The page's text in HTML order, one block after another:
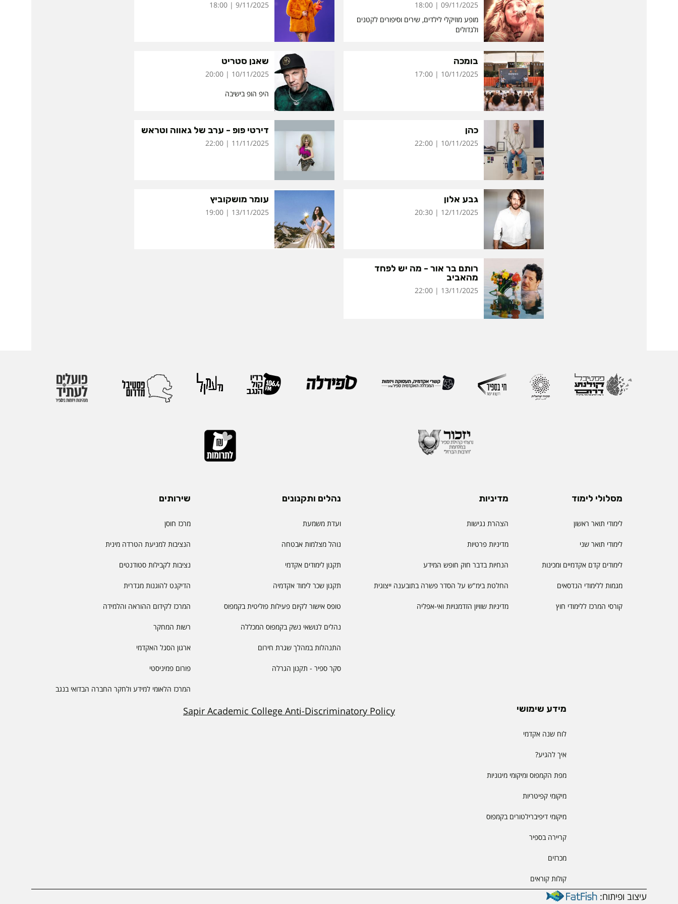
09/11/2025 | 18:00
מופע מוזיקלי לילדים, שירים וסיפורים לקטנים
ולגדולים
9/11/2025 | 18:00
בומכה
10/11/2025 | 17:00
שאנן סטריט
10/11/2025 | 20:00
היפ הופ בישיבה
כהן
10/11/2025 | 22:00
דירטי פופ - ערב של גאווה וטראש
11/11/2025 | 22:00
גבע אלון
12/11/2025 | 20:30
עומר מושקוביץ
13/11/2025 | 19:00
רותם בר אור - מה יש לפחד
מהאביב
13/11/2025 | 22:00
מסלולי לימוד
לימודי תואר ראשון
לימודי תואר שני
לימודים קדם אקדמיים ומכינות
מגמות ללימודי הנדסאים
קורסי המרכז ללימודי חוץ
מדיניות
הצהרת נגישות
מדיניות פרטיות
הנחיות בדבר חוק חופש המידע
החלטת בימ"ש על הסדר פשרה בתובענה ייצוגית
מדיניות שוויון הזדמנויות ואי-אפליה
נהלים ותקנונים
ועדת משמעת
נוהל מצלמות אבטחה
תקנון לימודים אקדמי
תקנון שכר לימוד אקדמיה
טופס אישור לקיום פעילות פוליטית בקמפוס
נהלים לנושאי נשק בקמפוס המכללה
התנהלות במהלך שגרת חירום
סקר ספיר - תקנון הגרלה
שירותים
מרכז חוסן
הנציבות למניעת הטרדה מינית
נציבות לקבילות סטודנטים
הדיקנט להוגנות מגדרית
המרכז לקידום ההוראה והלמידה
רשות המחקר
ארגון הסגל האקדמי
פורום פמיניסטי
המרכז הלאומי למידע ולחקר החברה הבדואי בנגב
מידע שימושי
לוח שנה אקדמי
איך להגיע?
מפת הקמפוס ומיקומי מיגוניות
מיקומי קפיטריות
מיקומי דיפיברילטורים בקמפוס
קריירה בספיר
מכרזים
קולות קוראים
Sapir Academic College Anti-Discriminatory Policy
עיצוב ופיתוח: